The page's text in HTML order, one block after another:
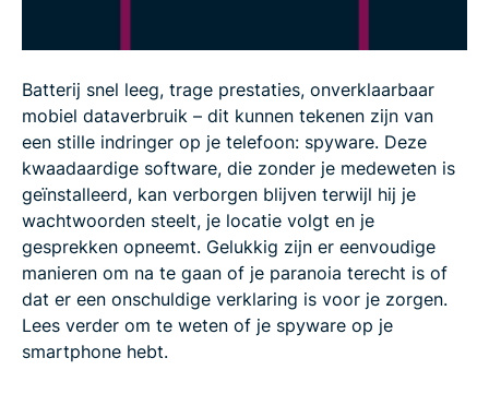
Batterij snel leeg, trage prestaties, onverklaarbaar
mobiel dataverbruik – dit kunnen tekenen zijn van
een stille indringer op je telefoon: spyware. Deze
kwaadaardige software, die zonder je medeweten is
geïnstalleerd, kan verborgen blijven terwijl hij je
wachtwoorden steelt, je locatie volgt en je
gesprekken opneemt. Gelukkig zijn er eenvoudige
manieren om na te gaan of je paranoia terecht is of
dat er een onschuldige verklaring is voor je zorgen.
Lees verder om te weten of je spyware op je
smartphone hebt.